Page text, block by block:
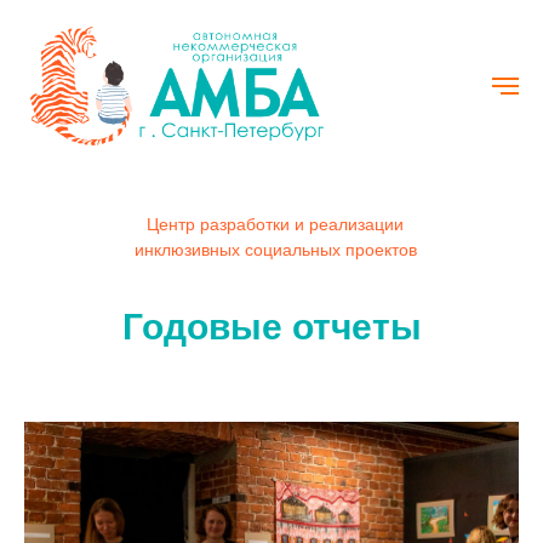
Центр разработки и реализации
инклюзивных социальных проектов
Годовые отчеты